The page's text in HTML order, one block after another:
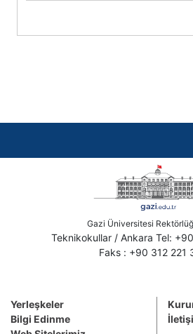
Gazi Üniversitesi
Teknikokullar / Ankara Tel:
Faks : +90 312 221
Yerleşkeler
Bilgi Edinme